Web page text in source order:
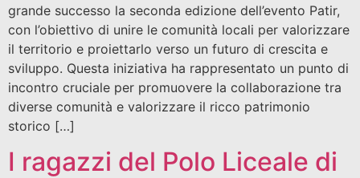
grande successo la seconda edizione dell’evento Patir,
con l’obiettivo di unire le comunità locali per valorizzare
il territorio e proiettarlo verso un futuro di crescita e
sviluppo. Questa iniziativa ha rappresentato un punto di
incontro cruciale per promuovere la collaborazione tra
diverse comunità e valorizzare il ricco patrimonio
storico […]
I ragazzi del Polo Liceale di